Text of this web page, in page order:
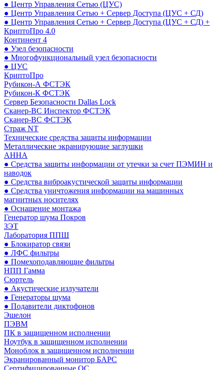
● Центр Управления Сетью (ЦУС)
● Центр Управления Сетью + Сервер Доступа (ЦУС + СД)
● Центр Управления Сетью + Сервер Доступа (ЦУС + СД) +
КриптоПро 4.0
Континент 4
● Узел безопасности
● Многофункциональный узел безопасности
● ЦУС
КриптоПро
Рубикон-А ФСТЭК
Рубикон-К ФСТЭК
Сервер Безопасности Dallas Lock
Сканер-ВС Инспектор ФСТЭК
Сканер-ВС ФСТЭК
Страж NT
Технические средства защиты информации
Металлические экранирующие заглушки
АННА
● Средства защиты информации от утечки за счет ПЭМИН и
наводок
● Средства виброакустической защиты информации
● Средства уничтожения информации на машинных
магнитных носителях
● Оснащение монтажа
Генератор шума Покров
ЗЭТ
Лаборатория ППШ
● Блокиратор связи
● ЛФС фильтры
● Помехоподавляющие фильтры
НПП Гамма
Сюртель
● Акустические излучатели
● Генераторы шума
● Подавители диктофонов
Эшелон
ПЭВМ
ПК в защищенном исполнении
Ноутбук в защищенном исполнении
Моноблок в защищенном исполнении
Экранированный монитор БАРС
Сертифицированные ОС